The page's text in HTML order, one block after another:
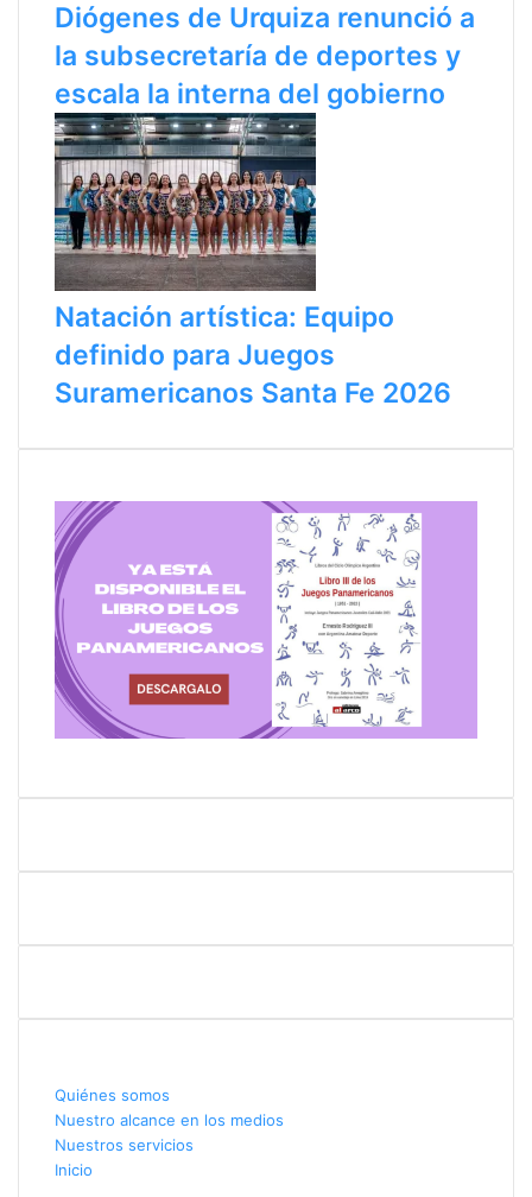
Diógenes de Urquiza renunció a
la subsecretaría de deportes y
escala la interna del gobierno
Natación artística: Equipo
definido para Juegos
Suramericanos Santa Fe 2026
Quiénes somos
Nuestro alcance en los medios
Nuestros servicios
Inicio